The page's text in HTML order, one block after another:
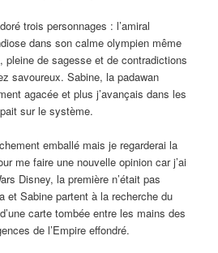
trois personnages : l’amiral
dans son calme olympien même
de sagesse et de contradictions
savoureux. Sabine, la padawan
agacée et plus j’avançais dans les
sur le système.
emballé mais je regarderai la
me faire une nouvelle opinion car j’ai
Disney, la première n’était pas
et Sabine partent à la recherche du
carte tombée entre les mains des
de l’Empire effondré.